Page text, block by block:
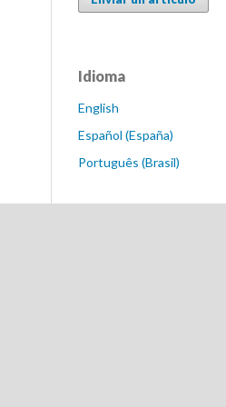
Idioma
English
Español (España)
Português (Brasil)